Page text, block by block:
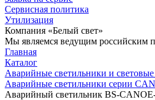
Сервисная политика
Утилизация
Компания «Белый свет»
Мы являемся ведущим российским
Главная
Каталог
Аварийные светильники и световые
Аварийные светильники серии
Аварийный светильник BS-